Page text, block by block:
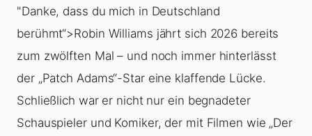
"Danke, dass du mich in Deutschland
berühmt“>Robin Williams jährt sich 2026 bereits
zum zwölften Mal – und noch immer hinterlässt
der „Patch Adams“-Star eine klaffende Lücke.
Schließlich war er nicht nur ein begnadeter
Schauspieler und Komiker, der mit Filmen wie „Der